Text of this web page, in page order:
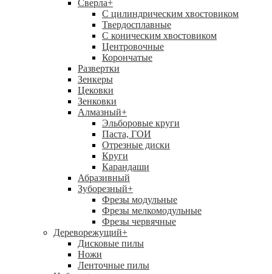
Сверла+
С цилиндрическим хвостовиком
Твердосплавные
С коническим хвостовиком
Центровочные
Корончатые
Развертки
Зенкеры
Цековки
Зенковки
Алмазный+
Эльборовые круги
Паста, ГОИ
Отрезные диски
Круги
Карандаши
Абразивный
Зуборезный+
Фрезы модульные
Фрезы мелкомодульные
Фрезы червячные
Дереворежущий+
Дисковые пилы
Ножи
Ленточные пилы